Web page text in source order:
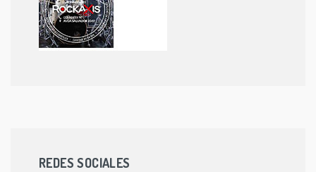
REDES SOCIALES